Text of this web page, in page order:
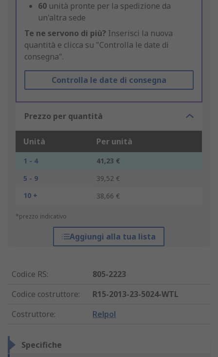
60 unità pronte per la spedizione da
un'altra sede
Te ne servono di più? Inserisci la nuova
quantità e clicca su "Controlla le date di
consegna".
Controlla le date di consegna
Prezzo per quantità
Unità Per unità
1 - 4
41,23 €
5 - 9
39,52 €
10 +
38,66 €
*prezzo indicativo
Aggiungi alla tua lista
Codice RS:
805-2223
Codice costruttore:
R15-2013-23-5024-WTL
Costruttore: Relpol
Specifiche